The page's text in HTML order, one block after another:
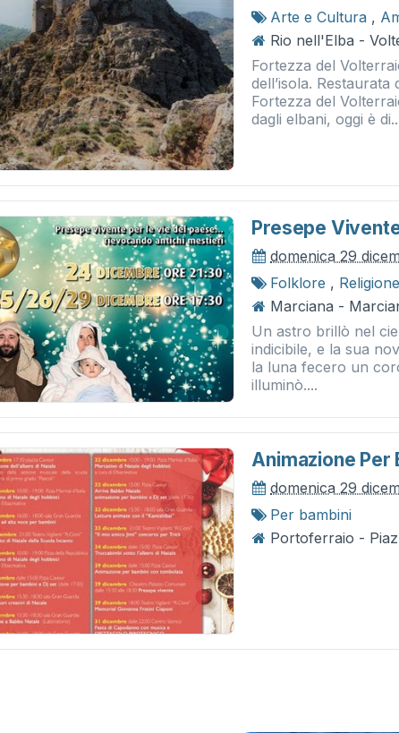
Arte e Cultura ,
Rio nell'Elba -
Fortezza del
dell’isola.
Fortezza del
dagli elbani, oggi è
Presepe
domenica 29
Folklore , Religione
Marciana -
Un astro brillò nel
indicibile, e la sua
la luna fecero un
illuminò....
Animazione Per
domenica 29
Per bambini
Portoferraio -